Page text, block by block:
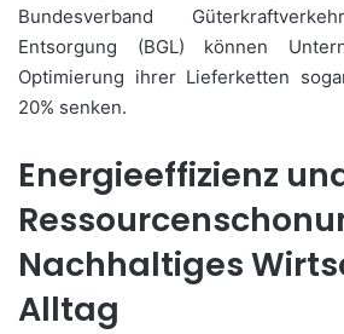
Bundesverband
Entsorgung (BGL) können
Optimierung ihrer Lieferketten
20% senken.
Energieeffizienz
Nachhaltiges
Alltag